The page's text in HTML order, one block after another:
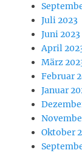
Juli 2023
Juni 2023
April
März
Februar
Januar
Oktober